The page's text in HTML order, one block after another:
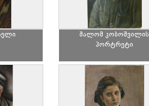
შალომ კობოშვილის
პორტრეტი